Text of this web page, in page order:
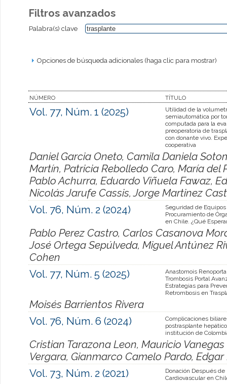
Filtros avanzados
Palabra(s) clave
Opciones de búsqueda adicionales (haga clic para mostrar)
NÚMERO TÍTULO
Vol. 77, Núm. 1 (2025)
Utilidad de la
semiautomática por
computada para la
preoperatoria de
con donante vivo.
cooperativa
Daniel Garcia Oneto, Camila Daniela
Martín, Patricia Rebolledo Caro, María del
Pablo Achurra, Eduardo Viñuela Fawaz,
Nicolás Jarufe Cassis, Jorge Martinez
Vol. 76, Núm. 2 (2024)
Seguridad de
Procuramiento de
en Chile. ¿Qué
Pablo Perez Castro, Carlos Casanova
José Ortega Sepúlveda, Miguel Antúnez
Cohen
Vol. 77, Núm. 5 (2025)
Anastomois
Trombosis Portal
Estrategias para
Retrombosis en
Moisés Barrientos Rivera
Vol. 76, Núm. 6 (2024)
Complicaciones
postrasplante
institución de
Cristian Tarazona Leon, Mauricio
Vergara, Gianmarco Camelo Pardo,
Vol. 73, Núm. 2 (2021)
Donación Después
Cardiovascular en